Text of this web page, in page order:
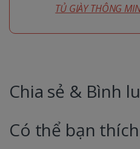
TỦ GIÀY THÔNG
Chia sẻ & Bình
Có thể bạn thích